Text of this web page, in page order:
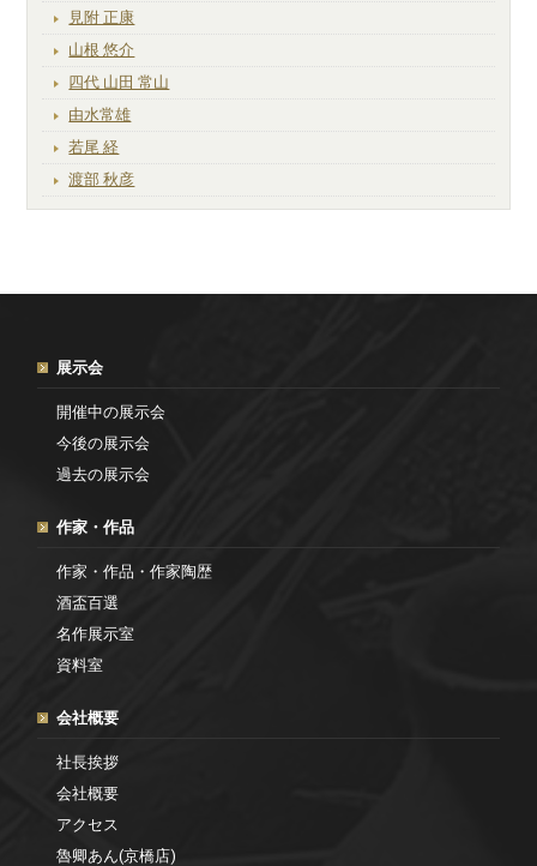
見附 正康
山根 悠介
四代 山田 常山
由水常雄
若尾 経
渡部 秋彦
展示会
開催中の展示会
今後の展示会
過去の展示会
作家・作品
作家・作品・作家陶歴
酒盃百選
名作展示室
資料室
会社概要
社長挨拶
会社概要
アクセス
魯卿あん(京橋店)